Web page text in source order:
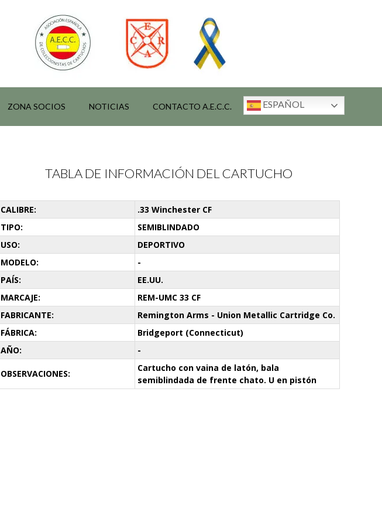
ZONA SOCIOS NOTICIAS CONTACTO A.E.C.C. ESPAÑOL
TABLA DE INFORMACIÓN DEL CARTUCHO
CALIBRE:
.33 Winchester CF
TIPO:
SEMIBLINDADO
USO:
DEPORTIVO
MODELO:
-
PAÍS:
EE.UU.
MARCAJE:
REM-UMC 33 CF
FABRICANTE:
Remington Arms - Union Metallic Cartridge Co.
FÁBRICA:
Bridgeport (Connecticut)
AÑO:
-
OBSERVACIONES:
Cartucho con vaina de latón, bala
semiblindada de frente chato. U en pistón